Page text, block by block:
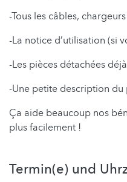
-Tous les câbles,
-La notice d’utilisation (si
-Les pièces détachées
-Une petite description
Ça aide beaucoup nos
plus facilement !
Termin(e) und